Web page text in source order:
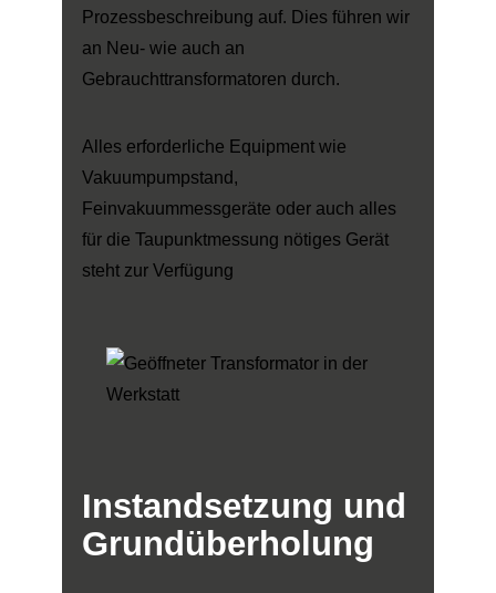
Prozessbeschreibung auf. Dies führen wir
an Neu- wie auch an
Gebrauchttransformatoren durch.
Alles erforderliche Equipment wie
Vakuumpumpstand,
Feinvakuummessgeräte oder auch alles
für die Taupunktmessung nötiges Gerät
steht zur Verfügung
Instandsetzung und
Grundüberholung